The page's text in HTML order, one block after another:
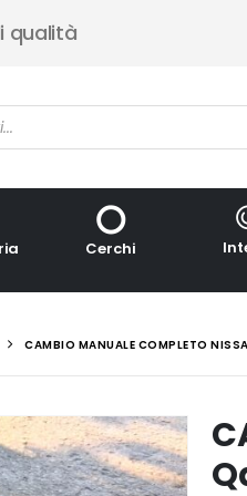
qualità
Cerchi
CAMBIO MANUALE COMPLETO